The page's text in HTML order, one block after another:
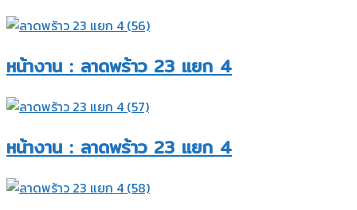
หน้างาน : ลาดพร้าว 23 แยก 4​
หน้างาน : ลาดพร้าว 23 แยก 4​